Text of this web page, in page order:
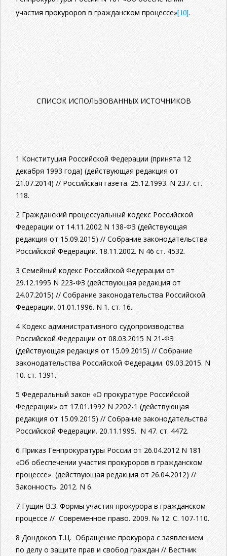
участия прокуроров в гражданском процессе»[10].
СПИСОК ИСПОЛЬЗОВАННЫХ ИСТОЧНИКОВ
1 Конституция Российской Федерации (принята 12
декабря 1993 года) (действующая редакция от
21.07.2014) // Российская газета. 25.12.1993. N 237. ст.
118.
2 Гражданский процессуальный кодекс Российской
Федерации от 14.11.2002 N 138-ФЗ (действующая
редакция от 15.09.2015) // Собрание законодательства
Российской Федерации. 18.11.2002. N 46 ст. 4532.
3 Семейный кодекс Российской Федерации от
29.12.1995 N 223-ФЗ (действующая редакция от
24.07.2015) // Собрание законодательства Российской
Федерации. 01.01.1996. N 1. ст. 16.
4 Кодекс административного судопроизводства
Российской Федерации от 08.03.2015 N 21-ФЗ
(действующая редакция от 15.09.2015) // Собрание
законодательства Российской Федерации. 09.03.2015. N
10. ст. 1391.
5 Федеральный закон «О прокуратуре Российской
Федерации» от 17.01.1992 N 2202-1 (действующая
редакция от 15.09.2015) // Собрание законодательства
Российской Федерации. 20.11.1995. N 47. ст. 4472.
6 Приказ Генпрокуратуры России от 26.04.2012 N 181
«Об обеспечении участия прокуроров в гражданском
процессе» (действующая редакция от 26.04.2012) //
Законность. 2012. N 6.
7 Гущин В.З. Формы участия прокурора в гражданском
процессе // Современное право. 2009. № 12. С. 107-110.
8 Дондоков Т.Ц. Обращение прокурора с заявлением
по делу о защите прав и свобод граждан // Вестник